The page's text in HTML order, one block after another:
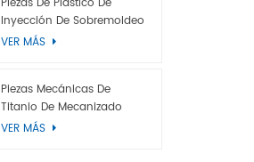
Inyección De Sobremoldeo
VER MÁS
Piezas Mecánicas De
Titanio De Mecanizado
CNC Personalizadas
VER MÁS